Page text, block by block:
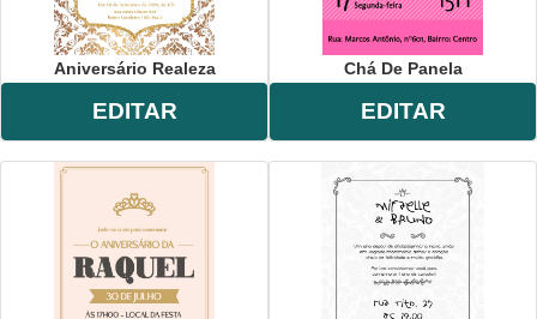
Aniversário Realeza
EDITAR
Chá De Panela
EDITAR